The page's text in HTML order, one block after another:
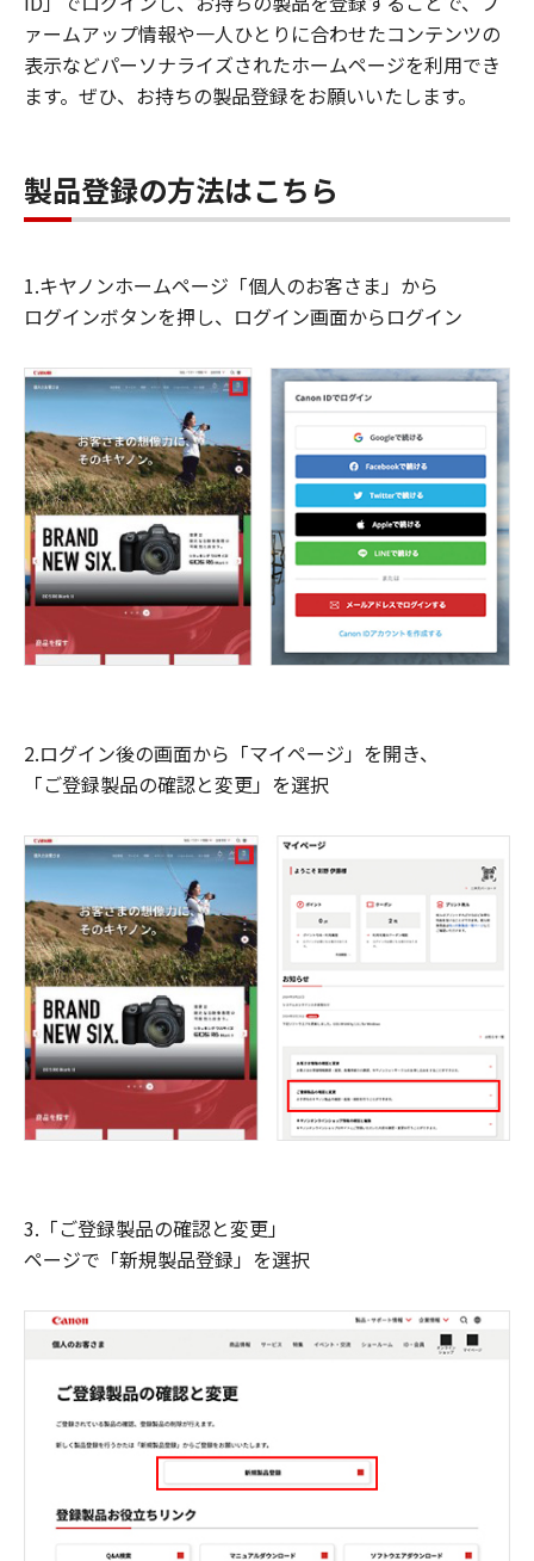
ァームアップ情報や一人ひとりに合わせたコンテンツの
表示などパーソナライズされたホームページを利用でき
ます。ぜひ、お持ちの製品登録をお願いいたします。
製品登録の方法はこちら
1.キヤノンホームページ「個人のお客さま」から
ログインボタンを押し、ログイン画面からログイン
2.ログイン後の画面から「マイページ」を開き、
「ご登録製品の確認と変更」を選択
3.「ご登録製品の確認と変更」
ページで「新規製品登録」を選択